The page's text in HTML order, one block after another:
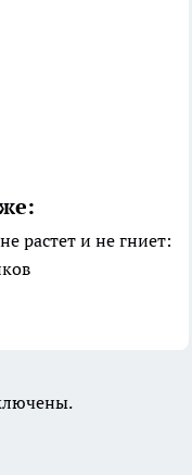
растет и не гниет: